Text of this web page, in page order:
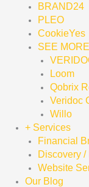
BRAND24
PLEO
CookieYes
SEE MORE
Loom
Qobrix
Veridoc
Willo
+ Services
Financial
Discovery
Website
Our Blog